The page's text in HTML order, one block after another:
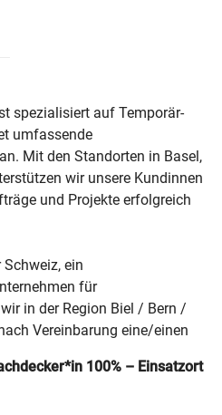
spezialisiert auf Temporär-
umfassende
Mit den Standorten in Basel,
wir unsere Kundinnen
und Projekte erfolgreich
ein
für
in der Region Biel / Bern /
Vereinbarung eine/einen
100% – Einsatzort